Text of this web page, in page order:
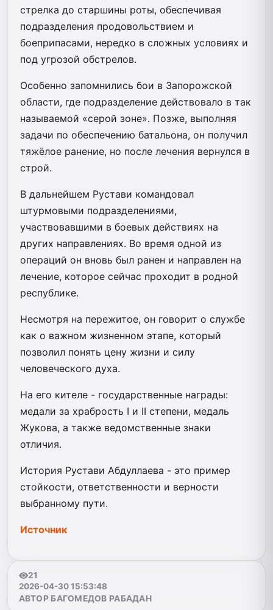
стрелка до старшины роты, обеспечивая
подразделения продовольствием и
боеприпасами, нередко в сложных условиях и
под угрозой обстрелов.
Особенно запомнились бои в Запорожской
области, где подразделение действовало в так
называемой «серой зоне». Позже, выполняя
задачи по обеспечению батальона, он получил
тяжёлое ранение, но после лечения вернулся в
строй.
В дальнейшем Рустави командовал
штурмовыми подразделениями,
участвовавшими в боевых действиях на
других направлениях. Во время одной из
операций он вновь был ранен и направлен на
лечение, которое сейчас проходит в родной
республике.
Несмотря на пережитое, он говорит о службе
как о важном жизненном этапе, который
позволил понять цену жизни и силу
человеческого духа.
На его кителе - государственные награды:
медали за храбрость I и II степени, медаль
Жукова, а также ведомственные знаки
отличия.
История Рустави Абдуллаева - это пример
стойкости, ответственности и верности
выбранному пути.
Источник
21
2026-04-30 15:53:48
АВТОР БАГОМЕДОВ РАБАДАН